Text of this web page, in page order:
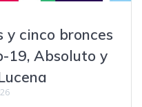
y cinco bronces
19, Absoluto y